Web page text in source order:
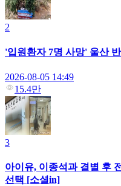
2
'입원환자 7명 사망' 울산
2026-08-05 14:49
15.4만
3
아이유, 이종석과 결별 후
선택 [소셜in]